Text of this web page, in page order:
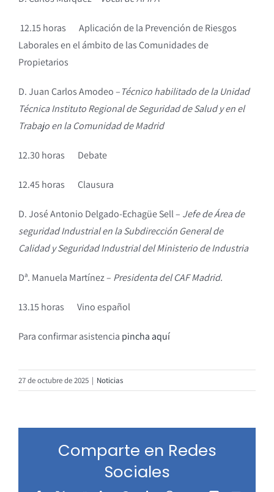
12.15 horas Aplicación de la Prevención de Riesgos
Laborales en el ámbito de las Comunidades de
Propietarios
D. Juan Carlos Amodeo –Técnico habilitado de la Unidad
Técnica Instituto Regional de Seguridad de Salud y en el
Trabajo en la Comunidad de Madrid
12.30 horas Debate
12.45 horas Clausura
D. José Antonio Delgado-Echagüe Sell – Jefe de Área de
seguridad Industrial en la Subdirección General de
Calidad y Seguridad Industrial del Ministerio de Industria
Dª. Manuela Martínez – Presidenta del CAF Madrid.
13.15 horas Vino español
Para confirmar asistencia pincha aquí
27 de octubre de 2025 | Noticias
Comparte en Redes
Sociales